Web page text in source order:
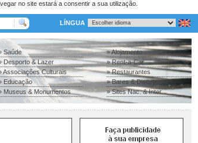
no site estará a consentir a sua utilização.
LÍNGUA
Saúde
Desporto & Lazer
Associações Culturais
Educação
Museus & Monumentos
» Alojamento
» Rent-a-Car
» Restaurantes
» Bares & Discotecas
» Sites Nac. & Inter.